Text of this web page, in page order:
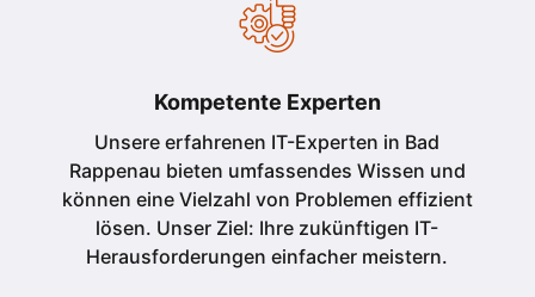
Kompetente Experten
Unsere erfahrenen IT-Experten in Bad
Rappenau bieten umfassendes Wissen und
können eine Vielzahl von Problemen effizient
lösen. Unser Ziel: Ihre zukünftigen IT-
Herausforderungen einfacher meistern.